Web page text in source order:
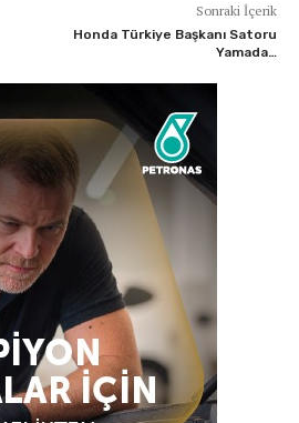
Sonraki İçerik
Honda Türkiye Başkanı Satoru
Yamada…